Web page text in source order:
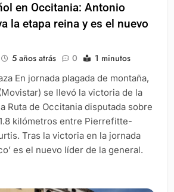
en Occitania: Antonio
la etapa reina y es el nuevo
5 años atrás 0 1 minutos
En jornada plagada de montaña,
se llevó la victoria de la
Ruta de Occitania disputada sobre
kilómetros entre Pierrefitte-
Tras la victoria en la jornada
es el nuevo líder de la general.